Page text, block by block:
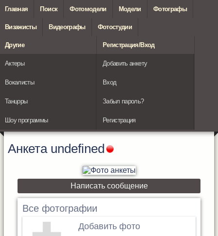
Главная Поиск Фотомодели Модели Фотографы
Визажисты Видеографы Фотостудии
Другие
Актеры
Вокалисты
Танцоры
Шоу программы
Регистрация/Вход
Добавить анкету
Вход
Забыл пароль?
Регистрация
Анкета undefined
Написать сообщение
Все фотографии
Добавить фото